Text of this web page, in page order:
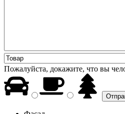
Пожалуйста, докажите, что вы